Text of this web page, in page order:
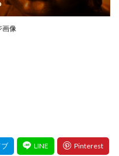
画像
クサタン(Black Satan)
社